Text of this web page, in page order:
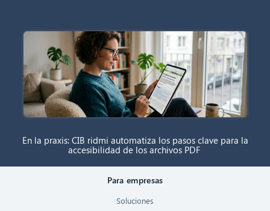
En la praxis: CIB ridmi automatiza los pasos clave para la
accesibilidad de los archivos PDF
Para empresas
Soluciones